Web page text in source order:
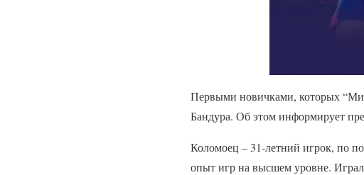
Первыми новичками, которых
Бандура. Об этом информирует
Коломоец – 31-летний игрок, по
опыт игр на высшем уровне.